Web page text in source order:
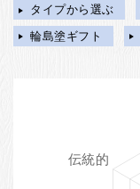
タイプから選ぶ
輪島塗ギフト